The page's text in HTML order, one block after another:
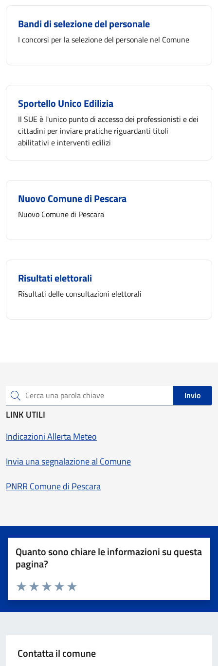
Bandi di selezione del personale
I concorsi per la selezione del personale nel Comune
Sportello Unico Edilizia
Il SUE è l'unico punto di accesso dei professionisti e dei
cittadini per inviare pratiche riguardanti titoli
abilitativi e interventi edilizi
Nuovo Comune di Pescara
Nuovo Comune di Pescara
Risultati elettorali
Risultati delle consultazioni elettorali
Cerca una parola chiave Invio
LINK UTILI
Indicazioni Allerta Meteo
Invia una segnalazione al Comune
PNRR Comune di Pescara
Quanto sono chiare le informazioni su questa
pagina?
Valuta 5 stelle su 5
Valuta 4 stelle su 5
Valuta 3 stelle su 5
Valuta 2 stelle su 5
Valuta 1 stelle su 5
Contatta il comune